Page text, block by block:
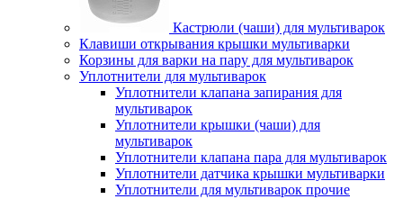
Кастрюли (чаши) для мультиварок
Клавиши открывания крышки мультиварки
Корзины для варки на пару для мультиварок
Уплотнители для мультиварок
Уплотнители клапана запирания для
мультиварок
Уплотнители крышки (чаши) для
мультиварок
Уплотнители клапана пара для мультиварок
Уплотнители датчика крышки мультиварки
Уплотнители для мультиварок прочие